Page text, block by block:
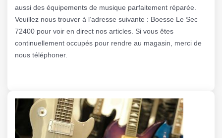
aussi des équipements de musique parfaitement réparée.
Veuillez nous trouver à l’adresse suivante : Boesse Le Sec
72400 pour voir en direct nos articles. Si vous êtes
continuellement occupés pour rendre au magasin, merci de
nous téléphoner.